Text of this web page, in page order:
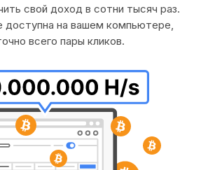
свой доход в сотни тысяч раз.
доступна на вашем компьютере,
всего пары кликов.